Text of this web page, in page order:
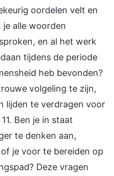
oordelen velt en
je alle woorden
en al het werk
tijdens de periode
heb bevonden?
volgeling te zijn,
lijden te verdragen voor
Ben je in staat
te denken aan,
je voor te bereiden op
Deze vragen